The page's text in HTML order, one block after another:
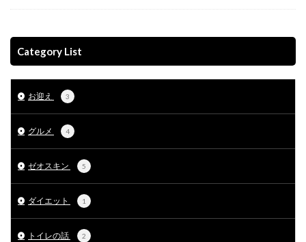
Category List
お迎え 3
グルメ 4
ゼオスキン 5
ダイエット 1
トイレの話 2